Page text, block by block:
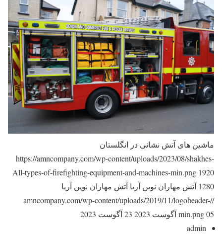
ماشین های آتش نشانی در انگلستان
https://amncompany.com/wp-content/uploads/2023/08/shakhes-
All-types-of-firefighting-equipment-and-machines-min.png 1920
1280 آتش مهاران نوین آریا آتش مهاران نوین آریا
//amncompany.com/wp-content/uploads/2019/11/logoheader-
min.png05 آگوست 2023
23 آگوست 2023
admin